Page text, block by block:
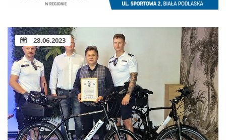
28.06.2023